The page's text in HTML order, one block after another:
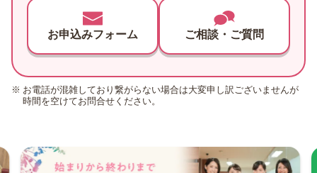
お申込みフォーム ご相談・ご質問
お電話が混雑しており繋がらない場合は大変申し訳ございませんが
時間を空けてお問合せください。